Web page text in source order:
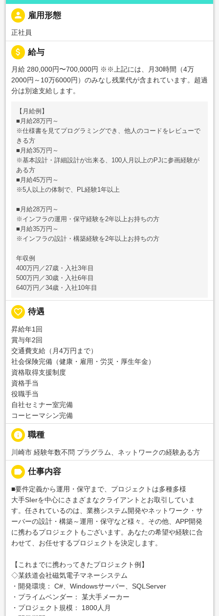
person 雇用形態
正社員
attach_money 給与
月給 280,000円〜700,000円 ※※上記には、月30時間（4万
2000円～10万6000円）のみなし残業代が含まれています。超過
分は別途支給します。
【月給例】
■月給28万円～
※仕様書を見てプログラミングでき、他人のコードをレビューで
きる方
■月給35万円～
※基本設計・詳細設計が出来る、100人月以上のPJに参画経験が
ある方
■月給45万円～
※5人以上の体制で、PL経験1年以上
■月給28万円～
※インフラの運用・保守経験を2年以上お持ちの方
■月給35万円～
※インフラの設計・構築経験を2年以上お持ちの方
年収例
400万円／27歳・入社3年目
500万円／30歳・入社6年目
640万円／34歳・入社10年目
favorite_border 待遇
昇給年1回
賞与年2回
交通費支給（月4万円まで）
社会保険完備（健康・雇用・労災・厚生年金）
資格取得支援制度
資格手当
役職手当
自社セミナー室完備
コーヒーマシン完備
info 職種
川崎市 経験年数不問 プラグラム、ネットワークの経験ある方
label 仕事内容
■要件定義から運用・保守まで、プロジェクトは多種多様
大手SIerを中心にさまざまなクライアントとお取引していま
す。任されているのは、業務システム開発やネットワーク・サ
ーバーの設計・構築～運用・保守など様々。その他、APP開発
に携わるプロジェクトもございます。あなたの希望や経験に合
わせて、お任せするプロジェクトを決定します。
【これまでに携わってきたプロジェクト例】
◇某鉄道会社磁気電子マネーシステム
・開発環境： C#、Windowsサーバー、SQLServer
・プライムベンダー： 某大手メーカー
・プロジェクト規模： 1800人月